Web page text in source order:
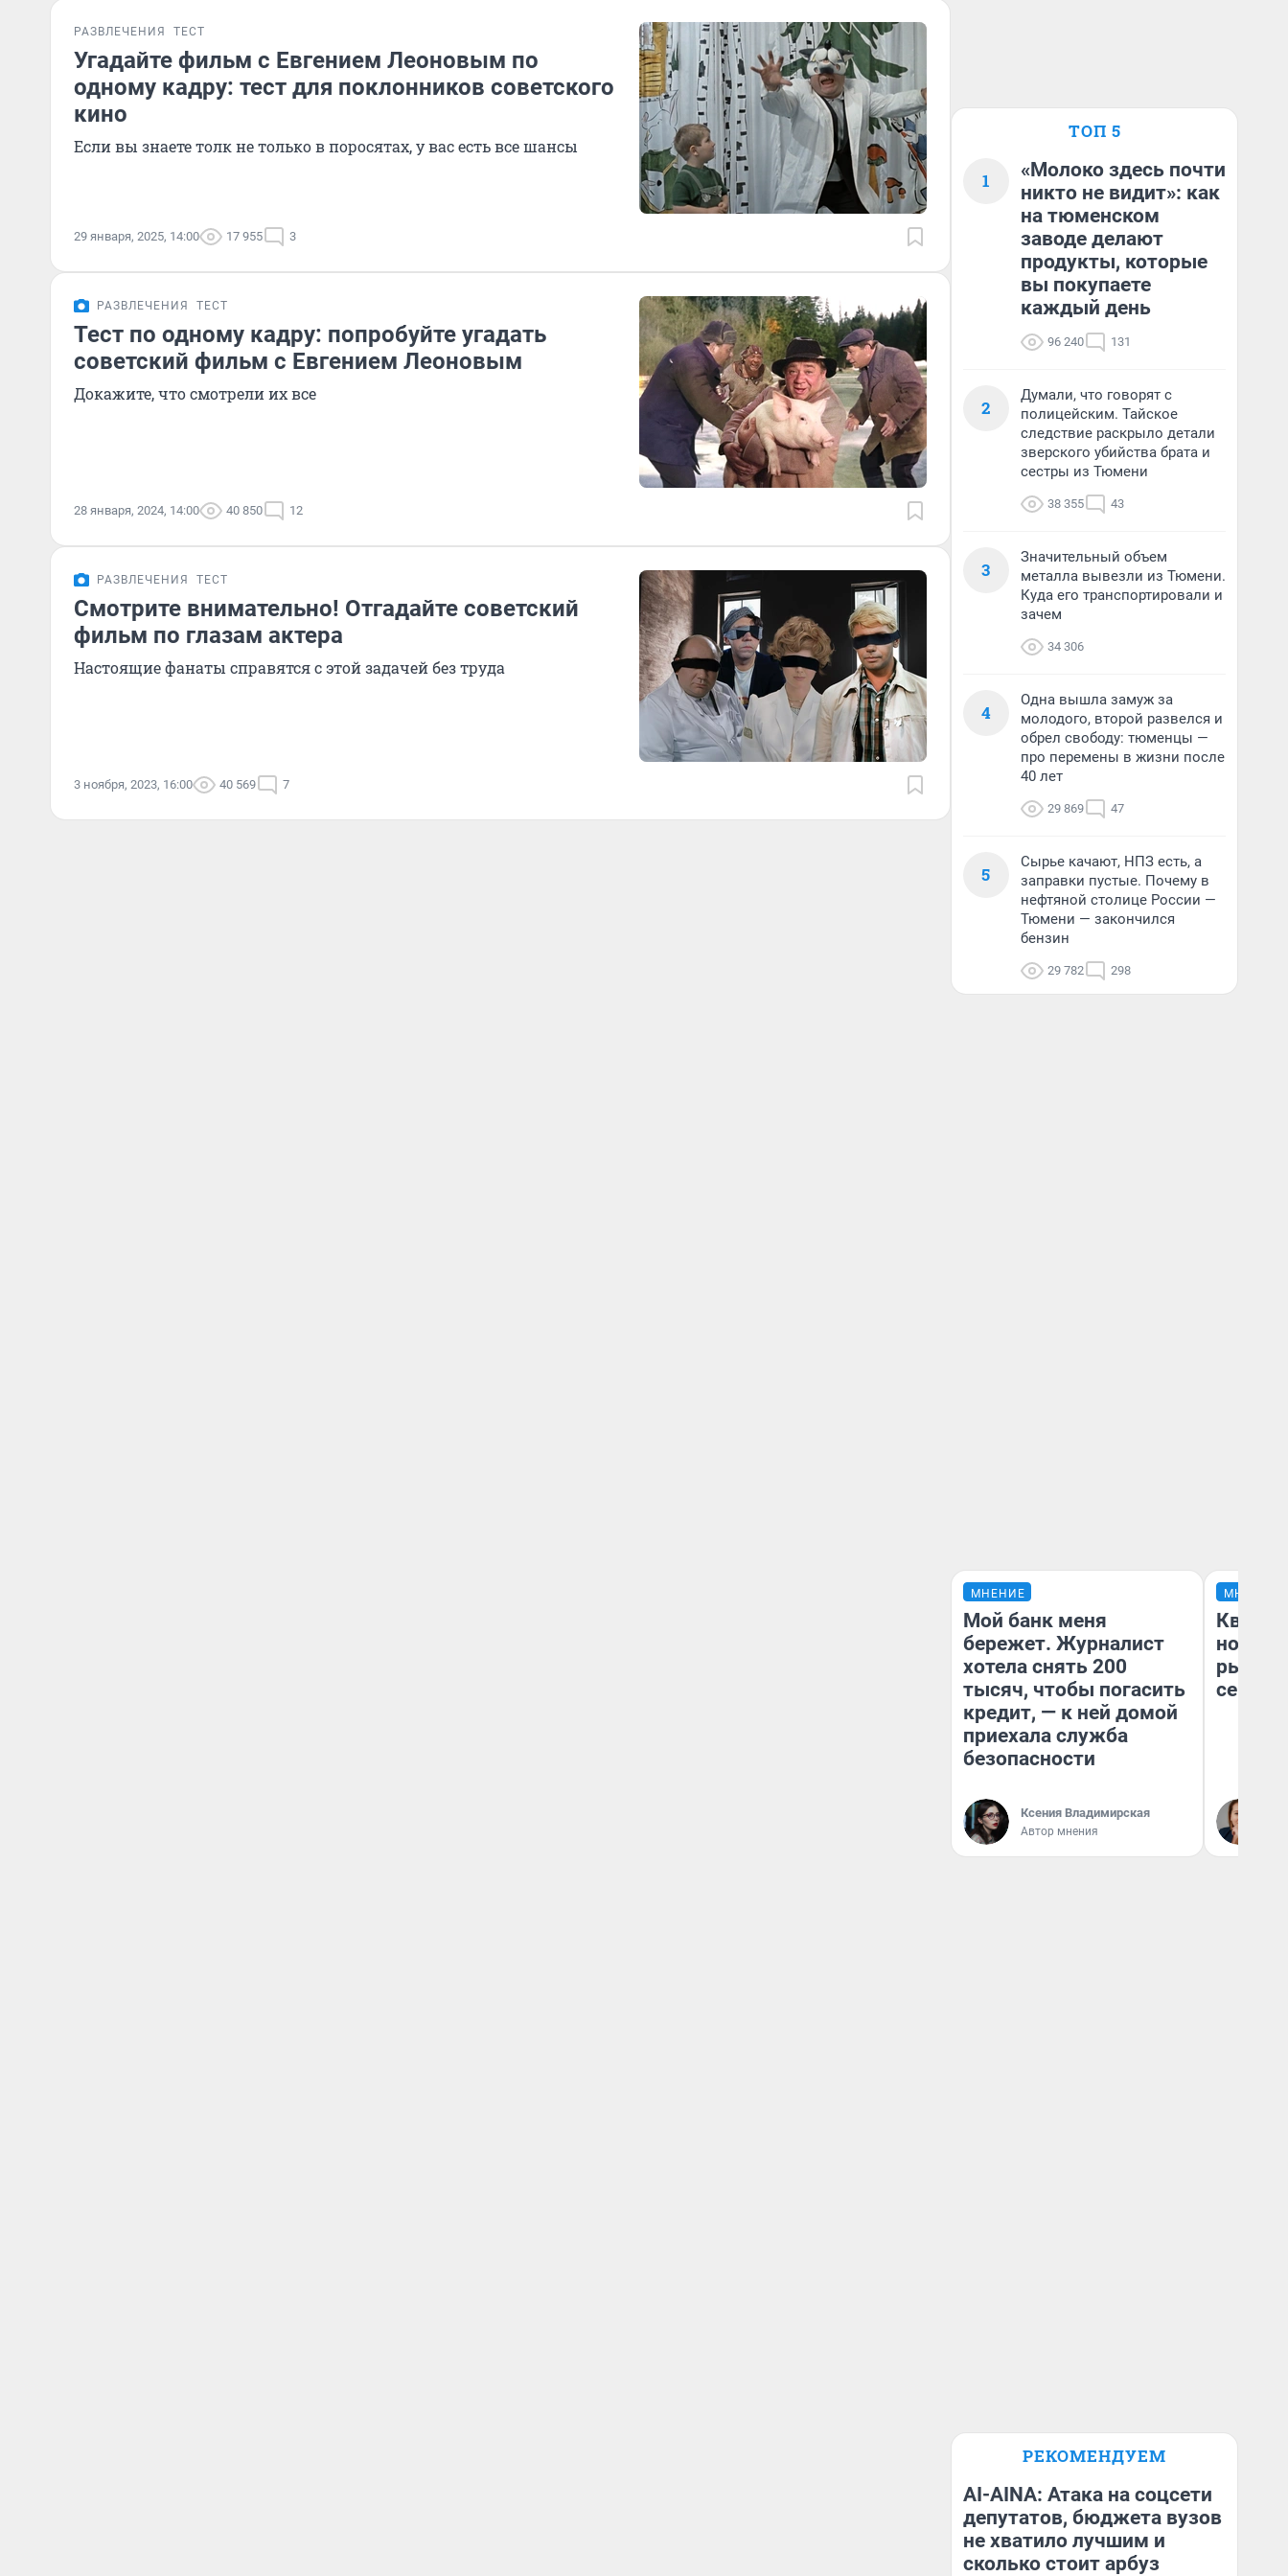
РАЗВЛЕЧЕНИЯ ТЕСТ
Угадайте фильм с Евгением Леоновым по
одному кадру: тест для поклонников советского
кино
Если вы знаете толк не только в поросятах, у вас есть все шансы
29 января, 2025, 14:00 17 955 3
РАЗВЛЕЧЕНИЯ ТЕСТ
Тест по одному кадру: попробуйте угадать
советский фильм с Евгением Леоновым
Докажите, что смотрели их все
28 января, 2024, 14:00 40 850 12
РАЗВЛЕЧЕНИЯ ТЕСТ
Смотрите внимательно! Отгадайте советский
фильм по глазам актера
Настоящие фанаты справятся с этой задачей без труда
3 ноября, 2023, 16:00 40 569 7
ТОП 5
1
«Молоко здесь почти
никто не видит»: как
на тюменском
заводе делают
продукты, которые
вы покупаете
каждый день
96 240 131
2
Думали, что говорят с
полицейским. Тайское
следствие раскрыло детали
зверского убийства брата и
сестры из Тюмени
38 355 43
3
Значительный объем
металла вывезли из Тюмени.
Куда его транспортировали и
зачем
34 306
4
Одна вышла замуж за
молодого, второй развелся и
обрел свободу: тюменцы —
про перемены в жизни после
40 лет
29 869 47
5
Сырье качают, НПЗ есть, а
заправки пустые. Почему в
нефтяной столице России —
Тюмени — закончился
бензин
29 782 298
МНЕНИЕ
Мой банк меня
бережет. Журналист
хотела снять 200
тысяч, чтобы погасить
кредит, — к ней домой
приехала служба
безопасности
Ксения Владимирская
Автор мнения
МНЕНИЕ
но
рынок
РЕКОМЕНДУЕМ
AI-AINA: Атака на соцсети
депутатов, бюджета вузов
не хватило лучшим и
сколько стоит арбуз